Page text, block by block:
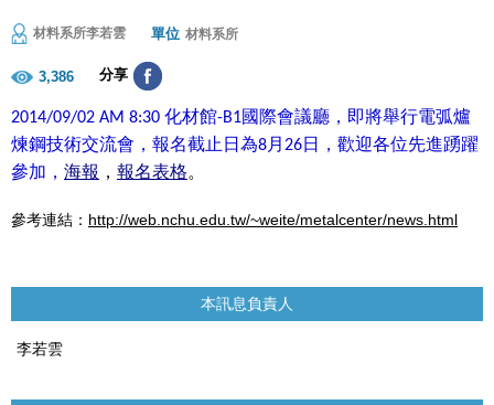
材料系所李若雲 單位 材料系所
3,386 分享
2014/09/02 AM 8:30 化材館-B1國際會議廳，即將舉行電弧爐
煉鋼技術交流會，報名截止日為8月 26日，歡迎各位先進踴躍
參加， 海報 ， 報名表格。
參考連結： http://web.nchu.edu.tw/~weite/metalcenter/news.html
本訊息負責人
李若雲